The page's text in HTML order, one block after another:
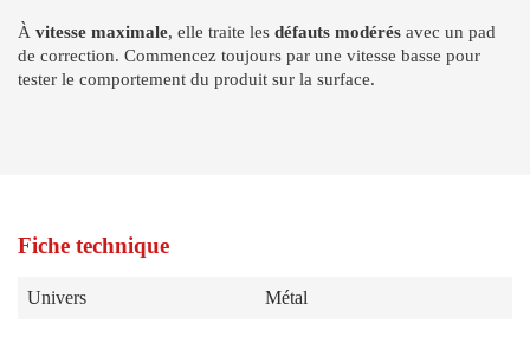
À vitesse maximale, elle traite les défauts modérés avec un pad
de correction. Commencez toujours par une vitesse basse pour
tester le comportement du produit sur la surface.
Fiche technique
Univers Métal